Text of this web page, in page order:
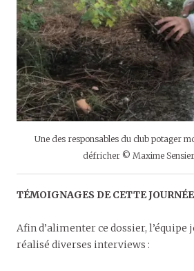
Une des responsables du club potager
défricher © Maxime
TÉMOIGNAGES DE CETTE JOURNÉE
Afin d’alimenter ce dossier,
réalisé diverses interviews :